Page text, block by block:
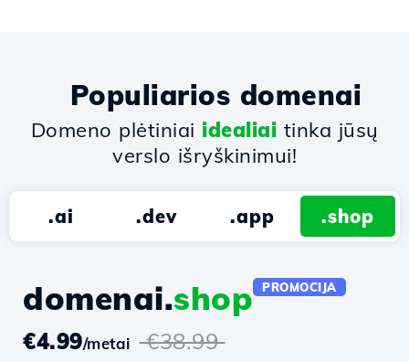
Populiarios domenai
Domeno plėtiniai idealiai tinka jūsų
verslo išryškinimui!
.ai .dev .app .shop
domenai.shop PROMOCIJA
€4.99/metai €38.99